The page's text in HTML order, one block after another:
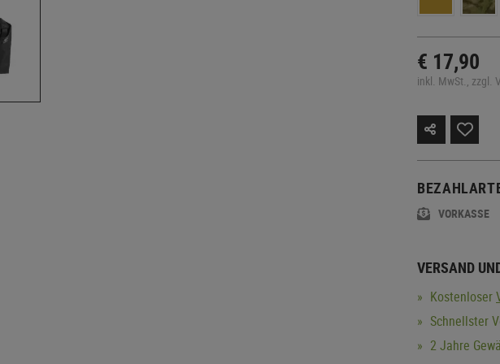
€ 17,90
inkl. MwSt., zzgl.
VORKASSE
VERSAND
Kostenloser
Schnellster
2 Jahre